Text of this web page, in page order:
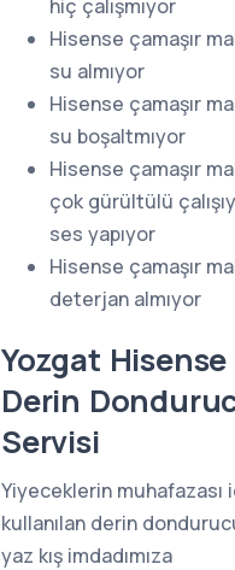
hiç çalışmıyor
Hisense çamaşır
su almıyor
Hisense çamaşır
su boşaltmıyor
Hisense çamaşır
çok gürültülü
ses yapıyor
Hisense çamaşır
deterjan almıyor
Yozgat Hisense
Derin
Servisi
Yiyeceklerin muhafazası
kullanılan derin
yaz kış imdadımıza